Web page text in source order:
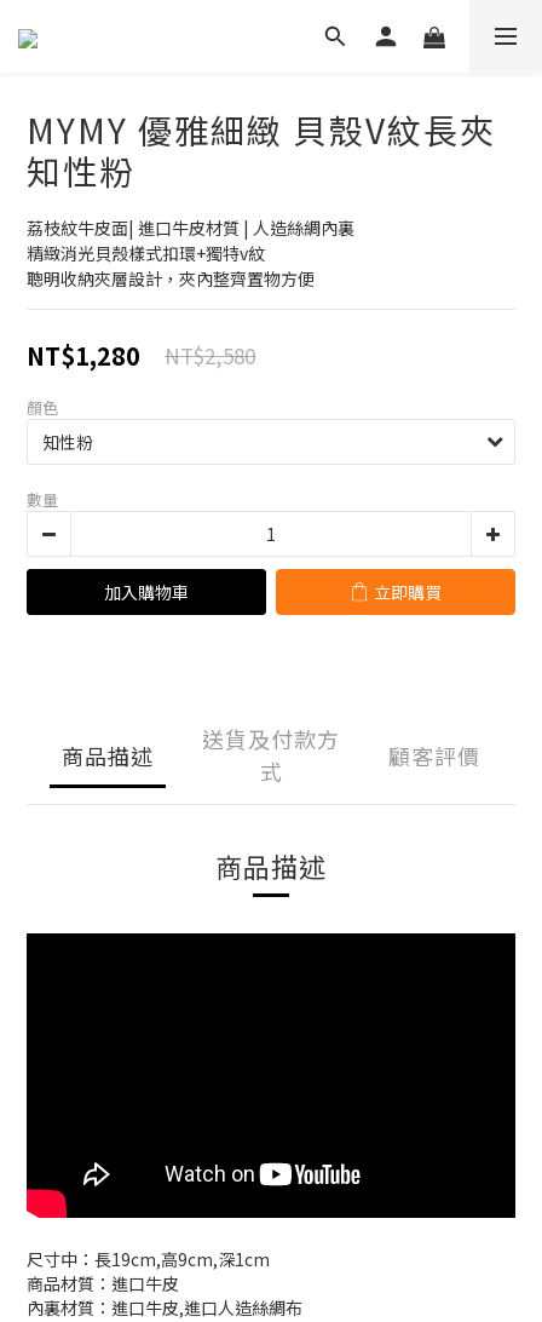
MYMY 優雅細緻 貝殼V紋長夾
知性粉
荔枝紋牛皮面| 進口牛皮材質 | 人造絲綢內裏
精緻消光貝殼樣式扣環+獨特v紋
聰明收納夾層設計，夾內整齊置物方便
NT$1,280 NT$2,580
顏色
數量
加入購物車 立即購買
商品描述
送貨及付款方
式
顧客評價
商品描述
尺寸中：長19cm,高9cm,深1cm
商品材質：進口牛皮
內裏材質：進口牛皮,進口人造絲綢布